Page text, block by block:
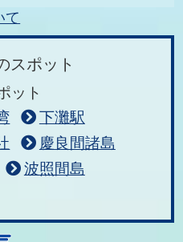
て
スポット
ット
下灘駅
慶良間諸島
波照間島